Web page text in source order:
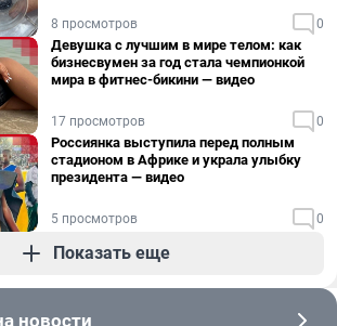
8 просмотров 0
Девушка с лучшим в мире телом: как
бизнесвумен за год стала чемпионкой
мира в фитнес-бикини — видео
17 просмотров 0
Россиянка выступила перед полным
стадионом в Африке и украла улыбку
президента — видео
5 просмотров 0
Показать еще
новости